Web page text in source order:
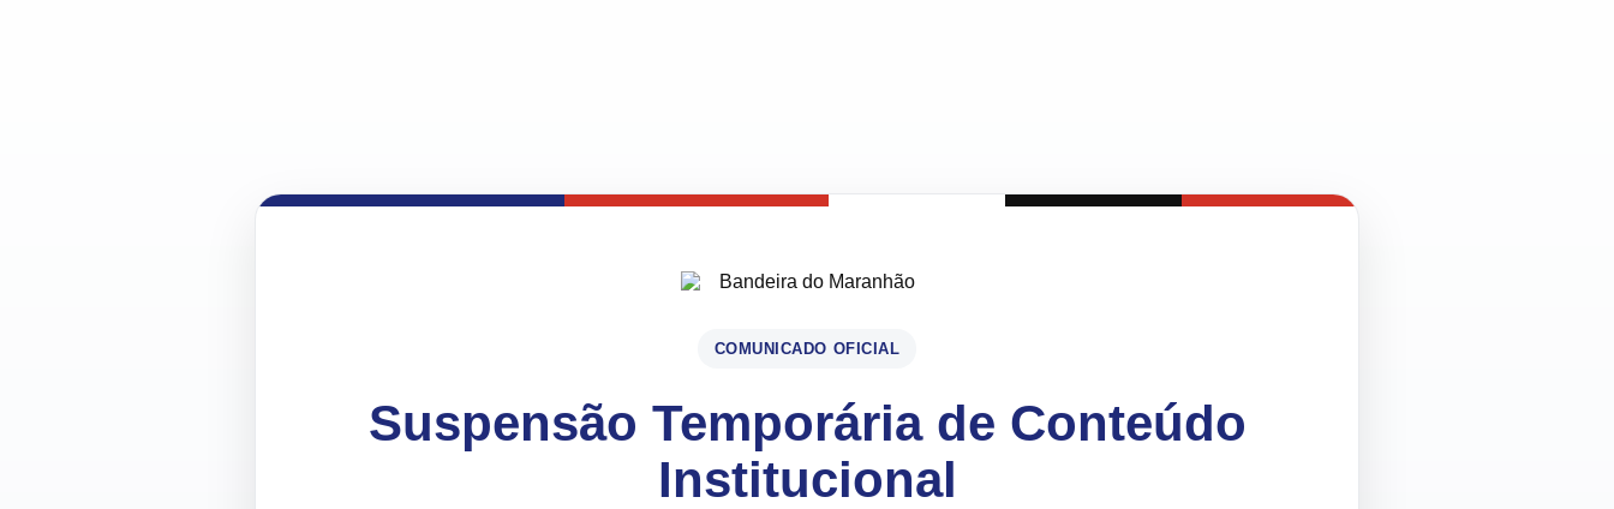
COMUNICADO OFICIAL
Suspensão Temporária de Conteúdo
Institucional